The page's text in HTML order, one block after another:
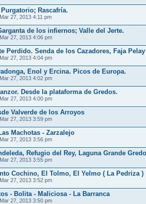
Rascafría.
27, 2013 4:11 pm
de los infiernos; Valle del Jerte.
27, 2013 4:06 pm
Perdido. Senda de los Cazadores, Faja Pelay
27, 2013 4:04 pm
Enol y Ercina. Picos de Europa.
27, 2013 4:02 pm
Desde la plataforma de Gredos.
27, 2013 4:00 pm
Valverde de los Arroyos
27, 2013 3:59 pm
Machotas - Zarzalejo
27, 2013 3:56 pm
Refugio del Rey, Laguna Grande
27, 2013 3:55 pm
Cochino, El Tolmo, El Yelmo ( La Pedriza )
27, 2013 3:52 pm
- Bolita - Maliciosa - La Barranca
27, 2013 3:50 pm